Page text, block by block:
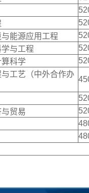
能源应用工程
与工程
科学
工艺（中外合作办
与贸易